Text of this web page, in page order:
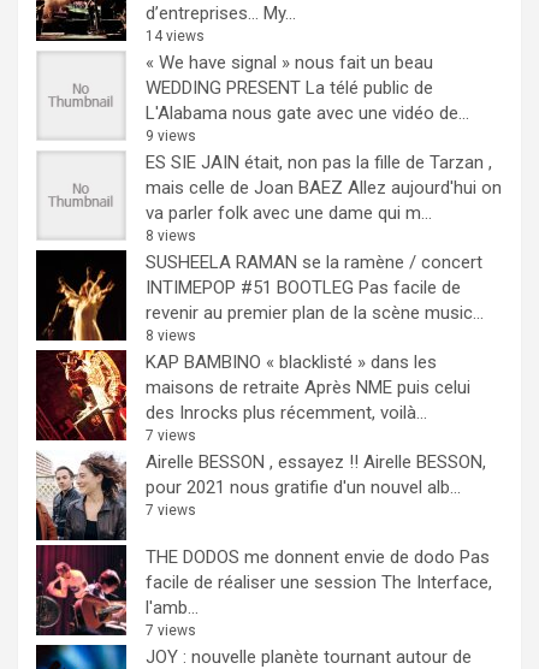
d’entreprises… My...
14 views
« We have signal » nous fait un beau
WEDDING PRESENT La télé public de
L'Alabama nous gate avec une vidéo de...
9 views
ES SIE JAIN était, non pas la fille de Tarzan ,
mais celle de Joan BAEZ Allez aujourd'hui on
va parler folk avec une dame qui m...
8 views
SUSHEELA RAMAN se la ramène / concert
INTIMEPOP #51 BOOTLEG Pas facile de
revenir au premier plan de la scène music...
8 views
KAP BAMBINO « blacklisté » dans les
maisons de retraite Après NME puis celui
des Inrocks plus récemment, voilà...
7 views
Airelle BESSON , essayez !! Airelle BESSON,
pour 2021 nous gratifie d'un nouvel alb...
7 views
THE DODOS me donnent envie de dodo Pas
facile de réaliser une session The Interface,
l'amb...
7 views
JOY : nouvelle planète tournant autour de